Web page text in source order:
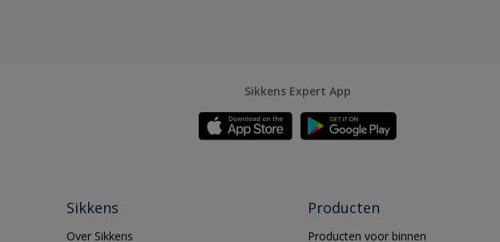
Sikkens Expert App
Sikkens
Over Sikkens
Producten
Producten voor binnen